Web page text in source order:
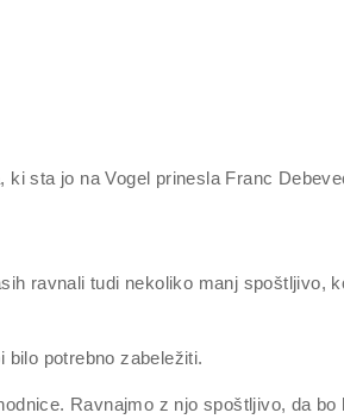
sta jo na Vogel prinesla Franc
ravnali tudi nekoliko manj spoštljivo,
bilo potrebno zabeležiti.
Ravnajmo z njo spoštljivo, da